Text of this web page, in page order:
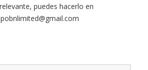
puedes hacerlo en